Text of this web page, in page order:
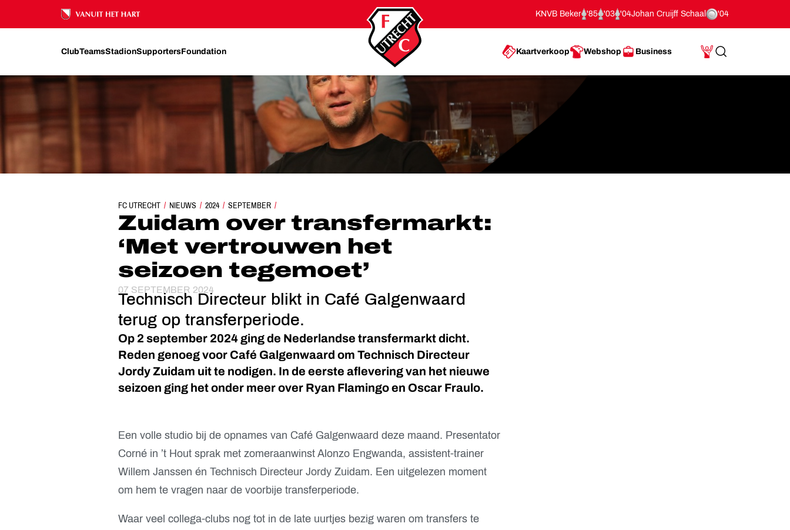
Ons nalatenschap
KNVB Beker '85 '03 '04Johan Cruijff Schaal '04
ClubTeamsStadionSupportersFoundation Kaartverkoop Webshop Business
Mijn Account
Search
FC UTRECHT NIEUWS 2024 SEPTEMBER
ZUIDAM OVER TRANSFERMARKT: ‘MET VERTROUWEN HET SEIZOEN TEGEMOET’
Zuidam over transfermarkt:
‘Met vertrouwen het
seizoen tegemoet’
07 SEPTEMBER 2024
Technisch Directeur blikt in Café Galgenwaard
terug op transferperiode.
Op 2 september 2024 ging de Nederlandse transfermarkt dicht.
Reden genoeg voor Café Galgenwaard om Technisch Directeur
Jordy Zuidam uit te nodigen. In de eerste aflevering van het nieuwe
seizoen ging het onder meer over Ryan Flamingo en Oscar Fraulo.
Een volle studio bij de opnames van Café Galgenwaard deze maand. Presentator
Corné in ’t Hout sprak met zomeraanwinst Alonzo Engwanda, assistent-trainer
Willem Janssen én Technisch Directeur Jordy Zuidam. Een uitgelezen moment
om hem te vragen naar de voorbije transferperiode.
Waar veel collega-clubs nog tot in de late uurtjes bezig waren om transfers te